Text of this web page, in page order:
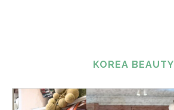
KOREA BEAUTY